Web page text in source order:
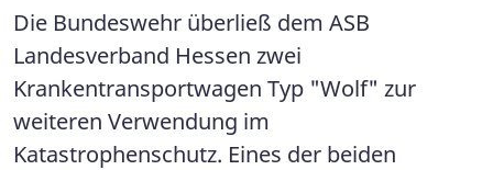
Die Bundeswehr überließ dem ASB
Landesverband Hessen zwei
Krankentransportwagen Typ "Wolf" zur
weiteren Verwendung im
Katastrophenschutz. Eines der beiden